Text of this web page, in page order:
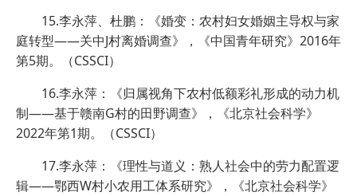
15.李永萍、杜鹏：《婚变：农村妇女婚姻主导权与家
庭转型——关中J村离婚调查》，《中国青年研究》2016年
第5期。（CSSCI）
16.李永萍：《归属视角下农村低额彩礼形成的动力机
制——基于赣南G村的田野调查》，《北京社会科学》
2022年第1期。（CSSCI）
17.李永萍：《理性与道义：熟人社会中的劳力配置逻
辑——鄂西W村小农用工体系研究》，《北京社会科学》